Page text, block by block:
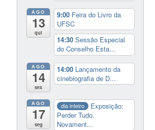
AGO
13
qui
9:00 Feira do Livro da
UFSC
14:30Sessão Especial
do Conselho Esta...
AGO
14
sex
14:00 Lançamento da
cinebiografia de D...
AGO
17
seg
dia inteiro
Exposição:
Perder Tudo.
Novament...